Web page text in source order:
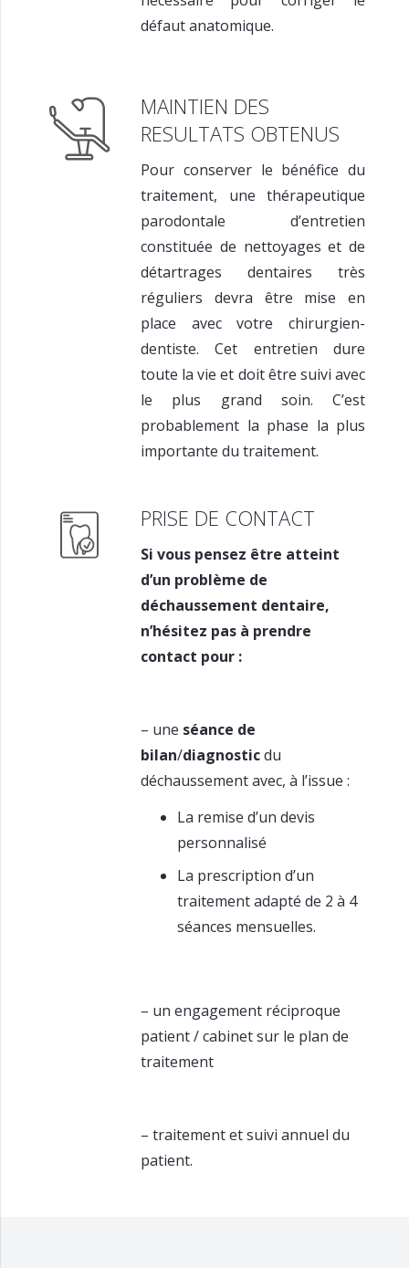
défaut anatomique.
MAINTIEN DES
RESULTATS OBTENUS
Pour conserver le bénéfice du
traitement, une thérapeutique
parodontale d’entretien
constituée de nettoyages et de
détartrages dentaires très
réguliers devra être mise en
place avec votre chirurgien-
dentiste. Cet entretien dure
toute la vie et doit être suivi avec
le plus grand soin. C’est
probablement la phase la plus
importante du traitement.
PRISE DE CONTACT
Si vous pensez être atteint
d’un problème de
déchaussement dentaire,
n’hésitez pas à prendre
contact pour :
– une séance de
bilan/diagnosticdu
déchaussement avec, à l’issue :
La remise d’un devis
personnalisé
La prescription d’un
traitement adapté de 2 à 4
séances mensuelles.
– un engagement réciproque
patient / cabinet sur le plan de
traitement
– traitement et suivi annuel du
patient.